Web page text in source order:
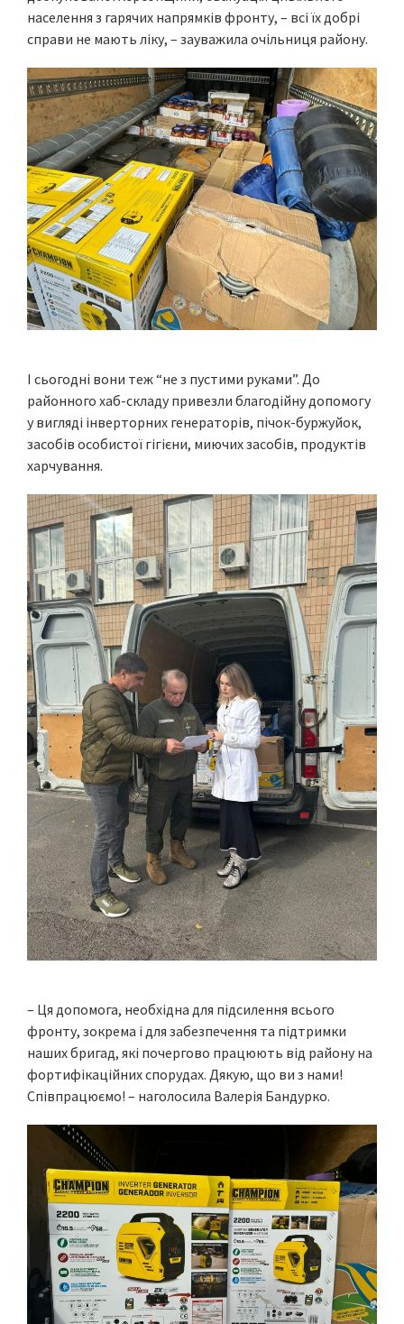
населення з гарячих напрямків фронту, – всі їх добрі
справи не мають ліку, – зауважила очільниця району.
І сьогодні вони теж “не з пустими руками”. До
районного хаб-складу привезли благодійну допомогу
у вигляді інверторних генераторів, пічок-буржуйок,
засобів особистої гігієни, миючих засобів, продуктів
харчування.
– Ця допомога, необхідна для підсилення всього
фронту, зокрема і для забезпечення та підтримки
наших бригад, які почергово працюють від району на
фортифікаційних спорудах. Дякую, що ви з нами!
Співпрацюємо! – наголосила Валерія Бандурко.